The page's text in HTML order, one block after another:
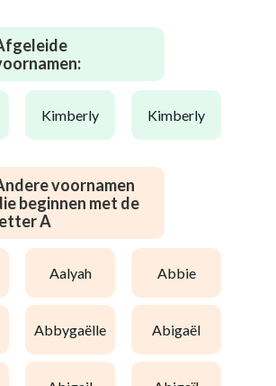
kimberly kimberly
voornamen
beginnen met de
A
aalyah abbie
abbygaëlle abigaël